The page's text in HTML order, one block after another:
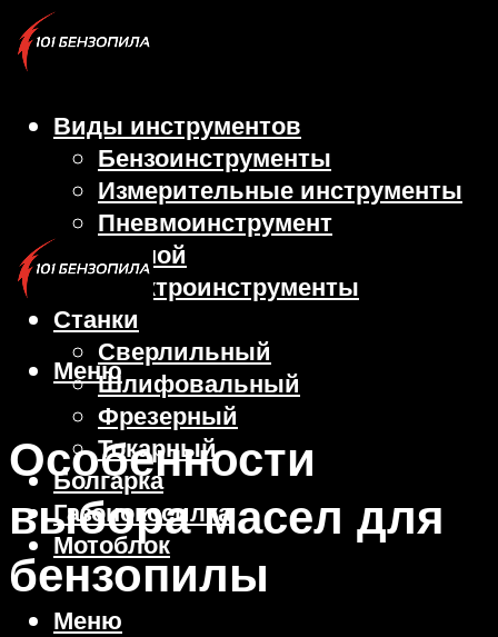
Виды инструментов
Бензоинструменты
Измерительные инструменты
Пневмоинструмент
Ручной
Электроинструменты
Станки
Сверлильный
Шлифовальный
Фрезерный
Токарный
Болгарка
Газонокосилка
Мотоблок
Меню
Меню
Особенности
выбора масел для
бензопилы